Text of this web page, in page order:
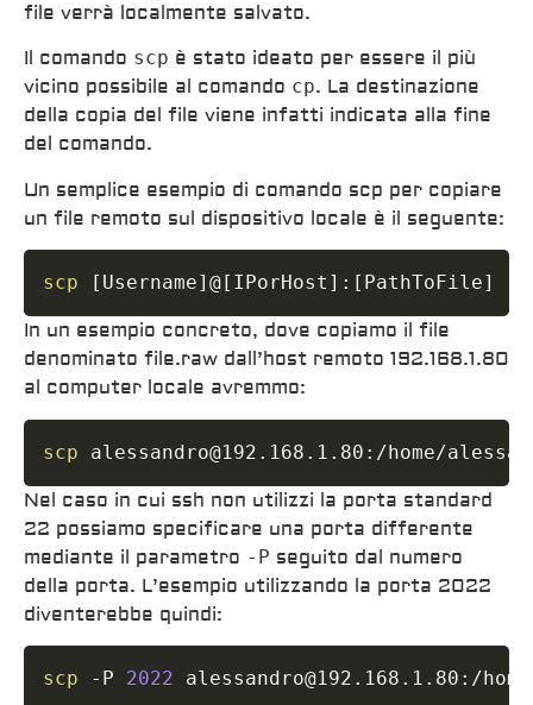
file verrà localmente salvato.
Il comando scp è stato ideato per essere il più
vicino possibile al comando cp. La destinazione
della copia del file viene infatti indicata alla fine
del comando.
Un semplice esempio di comando scp per copiare
un file remoto sul dispositivo locale è il seguente:
scp [ Username] @ [ IPorHost ] : [ PathToFile]
In un esempio concreto, dove copiamo il file
denominato file.raw dall’host remoto 192.168.1.80
al computer locale avremmo:
scp alessandro@192.168.1.80:/home/
Nel caso in cui ssh non utilizzi la porta standard
22 possiamo specificare una porta differente
mediante il parametro -P seguito dal numero
della porta. L’esempio utilizzando la porta 2022
diventerebbe quindi:
scp -P 2022 alessandro@192.168.1.80:/